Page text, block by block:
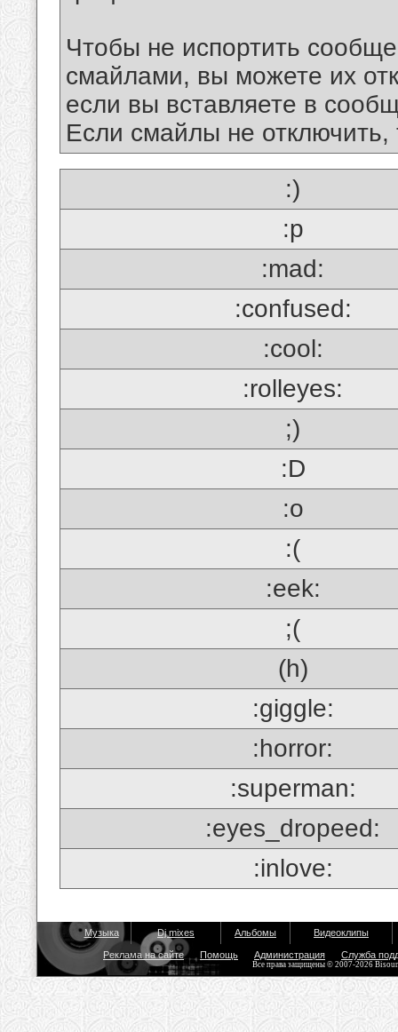
Чтобы не испортить
смайлами, вы можете их
если вы вставляете в
Если смайлы не отключить,
:)
:p
:mad:
:confused:
:cool:
:rolleyes:
;)
:D
:o
:(
:eek:
;(
(h)
:giggle:
:horror:
:superman:
:eyes_dropeed:
:inlove:
Музыка Dj mixes Альбомы Видеоклипы
Реклама на сайте Помощь Администрация Служба
Все права защищены © 2007-2026